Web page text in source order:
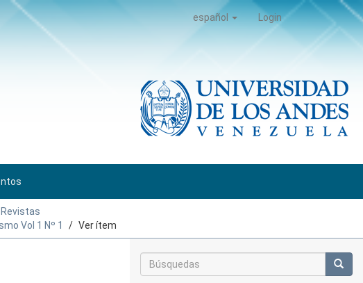
español Login
Revistas
Vol 1 Nº 1 Ver ítem